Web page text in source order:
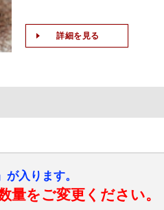
詳細を見る
が入ります。
量をご変更ください。